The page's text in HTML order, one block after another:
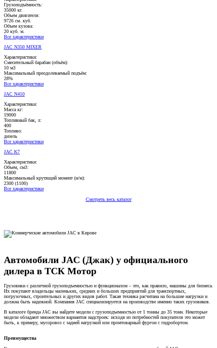
Грузоподъёмность:
35000 кг.
Объем двигателя:
9726 см. куб.
Объем кузова:
20 куб. м.
Все характеристики
JAC N350 MIXER
Характеристики:
Смесительный барабан (объём):
10 м3
Максимальный преодолеваемый подъём:
28%
Все характеристики
JAC N410
Характеристики:
Масса кг:
19000
Топливный бак, л:
400
Топливо:
дизель
Все характеристики
JAC K7
Характеристики:
Объем, см3:
11800
Максимальный крутящий момент (н/м):
2300 (1100)
Все характеристики
Смотреть весь каталог
Автомобили JAC (Джак) у официального
дилера в ТСК Мотор
Грузовики с различной грузоподъемностью и функционалом – это, как правило, машины для бизнеса.
Их покупают владельцы маленьких, средних и больших предприятий для транспортных,
погрузочных, строительных и других видов работ. Такая техника расчитана на большие нагрузки и
должна быть надежной. Компания JAC специализируется на производстве именно таких грузовиков.
В каталоге бренда JAC вы найдете модели с грузоподъемностью от 1 тонны до 35 тонн. Некоторые
модели обладают множеством вариантов надстроек: исходя из потребностей покупателя это может
быть, к примеру, мусоровоз с задней нагрузкой или промтоварный фургон с гидробортом.
Преимущества